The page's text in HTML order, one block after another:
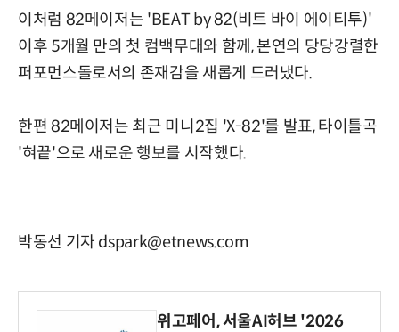
이처럼 82메이저는 'BEAT by 82(비트 바이 에이티투)'
이후 5개월 만의 첫 컴백무대와 함께, 본연의 당당강렬한
퍼포먼스돌로서의 존재감을 새롭게 드러냈다.
한편 82메이저는 최근 미니2집 'X-82'를 발표, 타이틀곡
'혀끝'으로 새로운 행보를 시작했다.
박동선 기자 dspark@etnews.com
위고페어, 서울AI허브 '2026